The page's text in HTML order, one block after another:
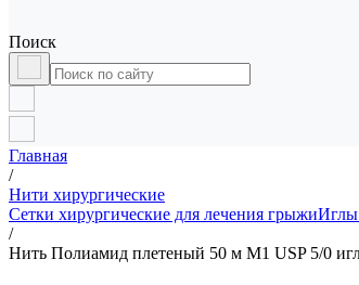
Поиск
Главная
/
Нити хирургические
Сетки хирургические для лечения грыжиИглы
/
Нить Полиамид плетеный 50 м М1 USP 5/0